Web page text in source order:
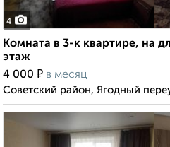
4
Комната в 3-к квартире, на
этаж
4 000 ₽ в месяц
Советский район, Ягодный